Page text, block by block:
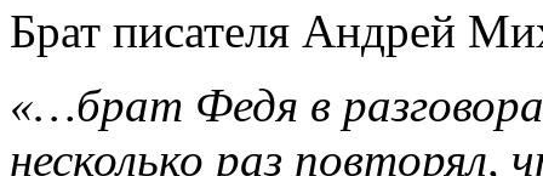
Брат писателя Андрей
«…брат Федя в
несколько раз